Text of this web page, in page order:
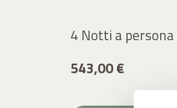
4 Notti a persona
543,00 €